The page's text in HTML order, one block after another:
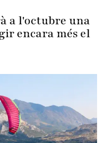
a l'octubre una
encara més el